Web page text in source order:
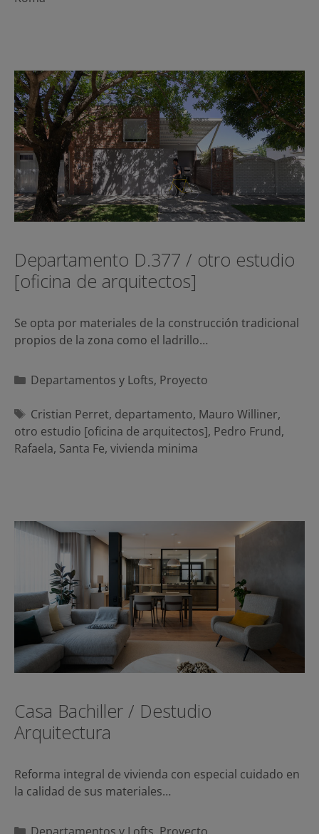
Departamento D.377 / otro estudio
[oficina de arquitectos]
Se opta por materiales de la construcción tradicional
propios de la zona como el ladrillo…
Categorías
Departamentos y Lofts, Proyecto
Etiquetas
Cristian Perret, departamento, Mauro Williner,
otro estudio [oficina de arquitectos], Pedro Frund,
Rafaela, Santa Fe, vivienda minima
Casa Bachiller / Destudio
Arquitectura
Reforma integral de vivienda con especial cuidado en
la calidad de sus materiales…
Categorías